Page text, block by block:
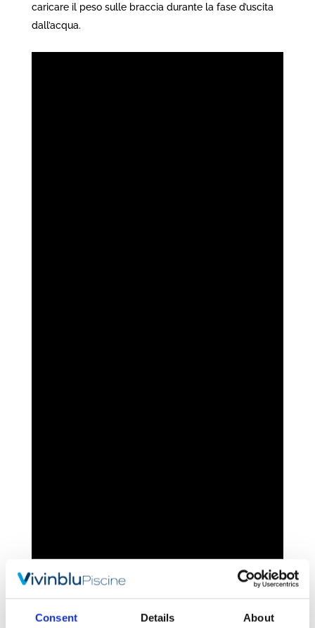
Consent Details About
caricare il peso sulle braccia durante la fase d’uscita
dall’acqua.